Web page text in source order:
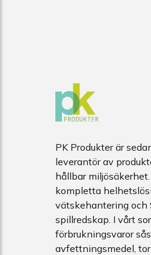
PK Produkter är
leverantör av
hållbar
kompletta
vätskehantering
spillredskap. I vårt
förbrukningsvaror
avfettningsmedel,